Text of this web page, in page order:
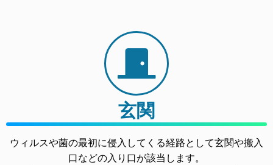
玄関
ウィルスや菌の最初に侵入してくる経路として玄関や搬入
口などの入り口が該当します。